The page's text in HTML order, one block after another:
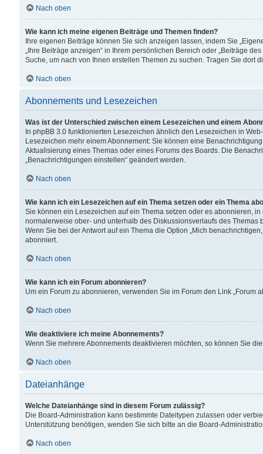
Nach oben
Wie kann ich meine eigenen Beiträge und Themen finden?
Ihre eigenen Beiträge können Sie sich anzeigen lassen, indem Sie
„Ihre Beiträge anzeigen“ in Ihrem persönlichen Bereich oder „Beiträge
Suche, um nach von Ihnen erstellen Themen zu suchen. Tragen Sie dort
Nach oben
Abonnements und Lesezeichen
Was ist der Unterschied zwischen einem Lesezeichen und einem
In phpBB 3.0 funktionierten Lesezeichen ähnlich den Lesezeichen in
Lesezeichen mehr einem Abonnement: Sie können eine
Aktualisierung eines Themas oder eines Forums des Boards. Die
„Benachrichtigungen einstellen“ geändert werden.
Nach oben
Wie kann ich ein Lesezeichen auf ein Thema setzen oder ein Thema
Sie können ein Lesezeichen auf ein Thema setzen oder es abonnieren,
normalerweise ober- und unterhalb des Diskussionsverlaufs des Themas
Wenn Sie bei der Antwort auf ein Thema die Option „Mich
abonniert.
Nach oben
Wie kann ich ein Forum abonnieren?
Um ein Forum zu abonnieren, verwenden Sie im Forum den Link „Forum
Nach oben
Wie deaktiviere ich meine Abonnements?
Wenn Sie mehrere Abonnements deaktivieren möchten, so können Sie
Nach oben
Dateianhänge
Welche Dateianhänge sind in diesem Forum zulässig?
Die Board-Administration kann bestimmte Dateitypen zulassen oder
Unterstützung benötigen, wenden Sie sich bitte an die Board-
Nach oben